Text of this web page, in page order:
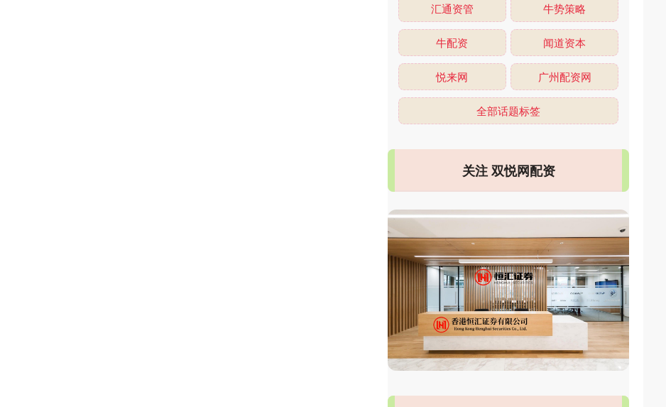
汇通资管 牛势策略
牛配资 闻道资本
悦来网 广州配资网
全部话题标签
关注 双悦网配资